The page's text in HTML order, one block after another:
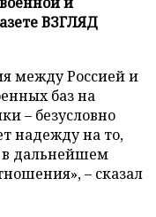
ВЗГЛЯД
между Россией и
баз на
– безусловно
надежду на то,
в дальнейшем
– сказал